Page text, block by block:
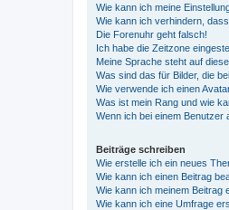
Wie kann ich meine
Wie kann ich verhindern,
Die Forenuhr geht falsch!
Ich habe die Zeitzone
Meine Sprache steht auf
Was sind das für Bilder, die
Wie verwende ich einen
Was ist mein Rang und wie
Wenn ich bei einem Benutzer
Beiträge schreiben
Wie erstelle ich ein neues
Wie kann ich einen Beitrag
Wie kann ich meinem Beitrag
Wie kann ich eine Umfrage